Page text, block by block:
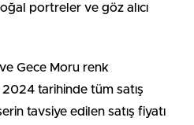
portreler ve göz alıcı
Gece Moru renk
tarihinde tüm satış
tavsiye edilen satış fiyatı